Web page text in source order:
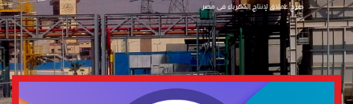
صرح عملاق لإنتاج الكهرباء فى مصر